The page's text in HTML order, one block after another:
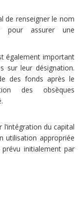
de renseigner le nom
pour assurer une
également important
sur leur désignation.
des fonds après le
des obsèques
du capital
utilisation appropriée
initialement par